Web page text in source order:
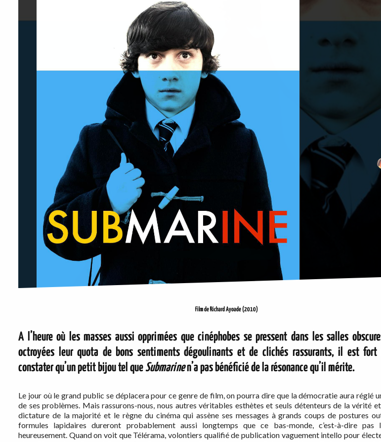
Film de Richard Ayoade (2010)
A l’heure où les masses aussi opprimées que cinéphobes se pressent dans les salles
octroyées leur quota de bons sentiments dégoulinants et de clichés rassurants, il est fort
constater qu’un petit bijou tel queSubmarinen’a pas bénéficié de la résonance qu’il mérite.
Le jour où le grand public se déplacera pour ce genre de film, on pourra dire que la démocratie aura réglé
de ses problèmes. Mais rassurons-nous, nous autres véritables esthètes et seuls détenteurs de la vérité
dictature de la majorité et le règne du cinéma qui assène ses messages à grands coups de postures
formules lapidaires dureront probablement aussi longtemps que ce bas-monde, c’est-à-dire pas
heureusement. Quand on voit que Télérama, volontiers qualifié de publication vaguement intello pour